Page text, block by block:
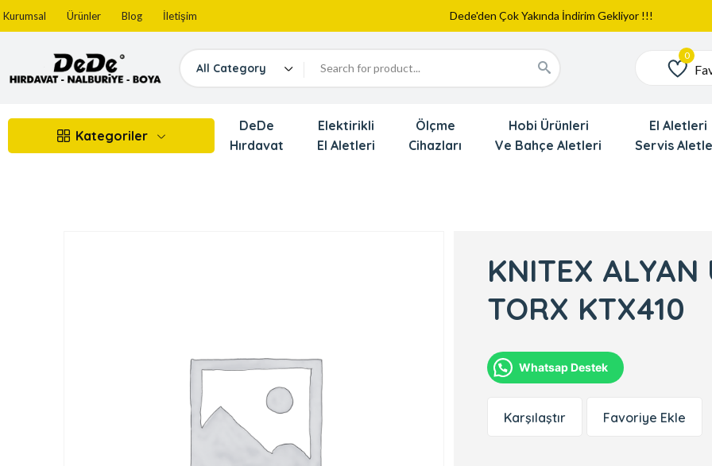
Kurumsal Ürünler Blog İletişim
Web Sitemiz Yayında
Yeni Eklenen Ürünlerimizi İnceledinizmi ?
All Category Favoriler
Kategoriler
DeDe
Hırdavat
Elektirikli
El Aletleri
Ölçme
Cihazları
Hobi Ürünleri
Ve Bahçe Aletleri
El Aletleri
Servis
KNITEX
TORX KTX410
Whatsap Destek
Karşılaştır Favoriye Ekle